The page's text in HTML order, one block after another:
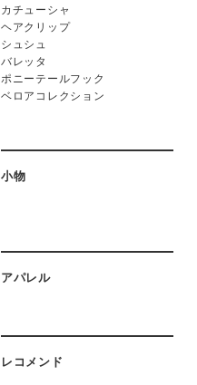
カチューシャ
ヘアクリップ
シュシュ
バレッタ
ポニーテールフック
ベロアコレクション
小物
アパレル
レコメンド